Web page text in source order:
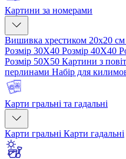
Картини за номерами
Вишивка хрестиком 20х20 см
Розмір 30Х40 Розмір 40Х40
Розмір 50Х50 Картини з
перлинами Набір для
Карти гральні та гадальні
Карти гральні Карти гадальні